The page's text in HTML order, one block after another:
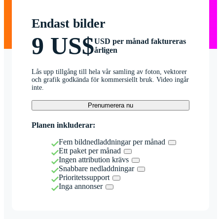
Endast bilder
9 US$USD per månad faktureras
årligen
Lås upp tillgång till hela vår samling av foton, vektorer
och grafik godkända för kommersiellt bruk. Video ingår
inte.
Prenumerera nu
Planen inkluderar:
Fem bildnedladdningar per månad
Ett paket per månad
Ingen attribution krävs
Snabbare nedladdningar
Prioritetssupport
Inga annonser